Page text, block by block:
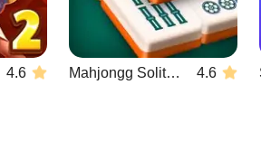
4.6 Mahjongg Solitaire 4.6